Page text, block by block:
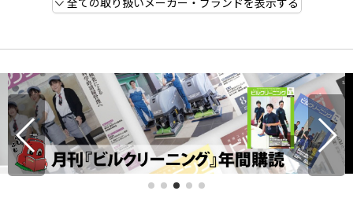
全ての取り扱いメーカー・ブランドを表示する